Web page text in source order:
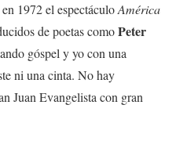
1972 el espectáculoAmérica
de poetas comoPeter
góspel y yo con una
ni una cinta. No hay
Juan Evangelista con gran